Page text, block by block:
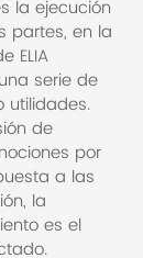
la ejecución
partes, en la
ELIA
una serie de
utilidades.
de
por
a las
la
es el